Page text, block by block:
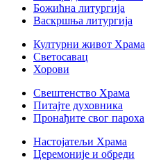
Божићна литургија
Васкршња литургија
Културни живот Храма
Светосавац
Хорови
Свештенство Храма
Питајте духовника
Пронађите свог пароха
Настојатељи Храма
Церемоније и обреди